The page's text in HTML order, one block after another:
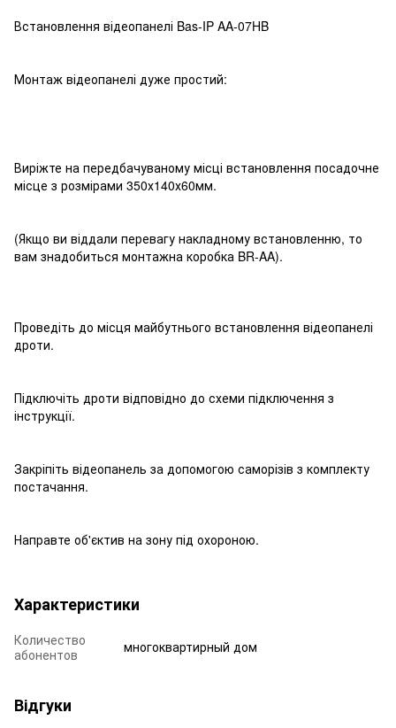
Встановлення відеопанелі Bas-IP AA-07HB
Монтаж відеопанелі дуже простий:
Виріжте на передбачуваному місці встановлення посадочне
місце з розмірами 350х140х60мм.
(Якщо ви віддали перевагу накладному встановленню, то
вам знадобиться монтажна коробка BR-AA).
Проведіть до місця майбутнього встановлення відеопанелі
дроти.
Підключіть дроти відповідно до схеми підключення з
інструкції.
Закріпіть відеопанель за допомогою саморізів з комплекту
постачання.
Направте об'єктив на зону під охороною.
Характеристики
Количество
абонентов
многоквартирный дом
Відгуки